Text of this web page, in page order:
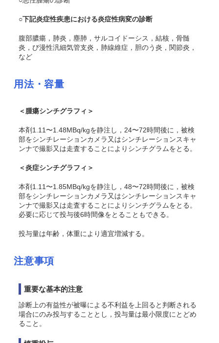
○下記炎症性疾患における炎症性病変の診断
腹部膿瘍，肺炎，塵肺，サルコイドーシス，結核，骨髄
炎，び漫性汎細気管支炎，肺線維症，胆のう炎，関節炎，
など
用法・容量
＜腫瘍シンチグラフィ＞
本剤1.11〜1.48MBq/kgを静注し，24〜72時間後に，被検
部をシンチレーションカメラ又はシンチレーションスキャ
ンナで撮影又は走査することによりシンチグラムをとる。
＜炎症シンチグラフィ＞
本剤1.11〜1.85MBq/kgを静注し，48〜72時間後に，被検
部をシンチレーションカメラ又はシンチレーションスキャ
ンナで撮影又は走査することによりシンチグラムをとる。
必要に応じて投与後6時間像をとることもできる。
投与量は年齢，体重により適宜増減する。
注意事項
重要な基本的注意
診断上の有益性が被曝による不利益を上回ると判断される
場合にのみ投与することとし，投与量は最小限度にとどめ
ること。